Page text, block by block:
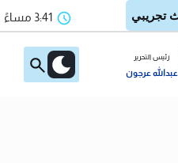
3:41 مساءً
رئيس التحرير
عبدالله عرجون